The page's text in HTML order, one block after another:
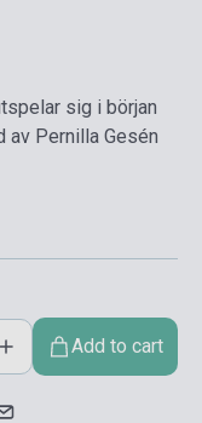
sig i början
av Pernilla Gesén
Add to cart